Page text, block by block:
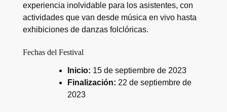
experiencia inolvidable para los asistentes, con
actividades que van desde música en vivo hasta
exhibiciones de danzas folclóricas.
Fechas del Festival
Inicio: 15 de septiembre de 2023
Finalización: 22 de septiembre de
2023